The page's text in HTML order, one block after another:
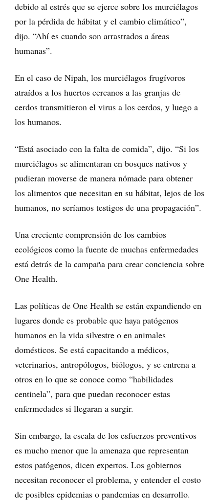
debido al estrés que se ejerce sobre los murciélagos
por la pérdida de hábitat y el cambio climático”,
dijo. “Ahí es cuando son arrastrados a áreas
humanas”.
En el caso de Nipah, los murciélagos frugívoros
atraídos a los huertos cercanos a las granjas de
cerdos transmitieron el virus a los cerdos, y luego a
los humanos.
“Está asociado con la falta de comida”, dijo. “Si los
murciélagos se alimentaran en bosques nativos y
pudieran moverse de manera nómade para obtener
los alimentos que necesitan en su hábitat, lejos de los
humanos, no seríamos testigos de una propagación”.
Una creciente comprensión de los cambios
ecológicos como la fuente de muchas enfermedades
está detrás de la campaña para crear conciencia sobre
One Health.
Las políticas de One Health se están expandiendo en
lugares donde es probable que haya patógenos
humanos en la vida silvestre o en animales
domésticos. Se está capacitando a médicos,
veterinarios, antropólogos, biólogos, y se entrena a
otros en lo que se conoce como “habilidades
centinela”, para que puedan reconocer estas
enfermedades si llegaran a surgir.
Sin embargo, la escala de los esfuerzos preventivos
es mucho menor que la amenaza que representan
estos patógenos, dicen expertos. Los gobiernos
necesitan reconocer el problema, y entender el costo
de posibles epidemias o pandemias en desarrollo.